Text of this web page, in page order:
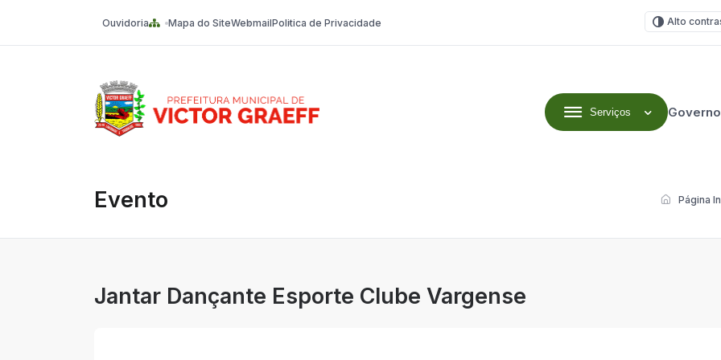
Ouvidoria Mapa do SiteWebmailPolitica de Privacidade Alto
Serviços Governo
Evento Página
Jantar Dançante Esporte Clube Vargense